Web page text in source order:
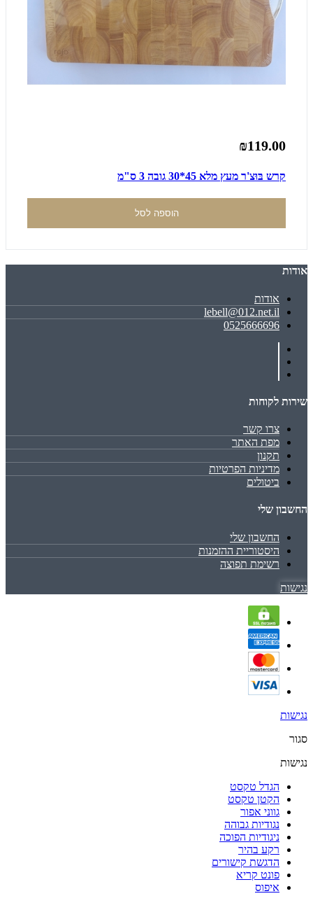
₪119.00
קרש בּוּצ'ר מעץ מלא 45*30 גובה 3 ס"מ
הוספה לסל
אודות
אודות
lebell@012.net.il
0525666696
שירות לקוחות
צרו קשר
מפת האתר
תקנון
מדיניות הפרטיות
ביטולים
החשבון שלי
החשבון שלי
היסטוריית ההזמנות
רשימת תפוצה
נגישות
נגישות
סגור
נגישות
הגדל טקסט
הקטן טקסט
גווני אפור
נגודיות גבוהה
ניגודיות הפוכה
רקע בהיר
הדגשת קישורים
פונט קריא
איפוס